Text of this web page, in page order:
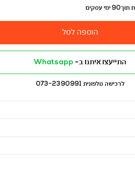
תוך90 ימי עסקים
הוספה לסל
התייעצו איתנו ב- Whatsapp
לרכישה טלפונית 073-2390991